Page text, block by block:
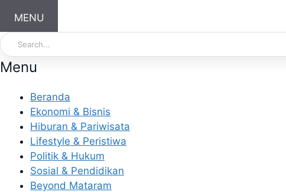
MENU
Menu
Beranda
Ekonomi & Bisnis
Hiburan & Pariwisata
Lifestyle & Peristiwa
Politik & Hukum
Sosial & Pendidikan
Beyond Mataram